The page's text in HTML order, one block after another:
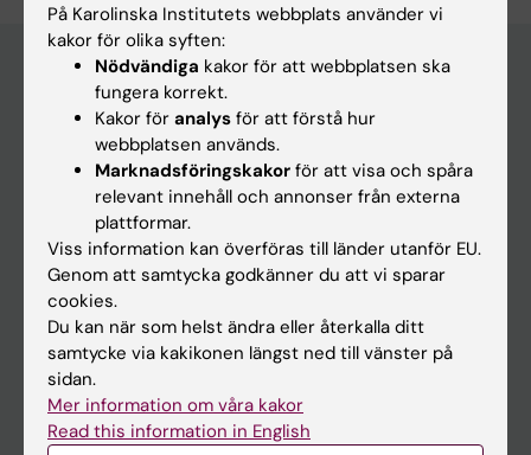
Huvudmeny
Utbildning
Forskarutbildning
Forskning
Om KI
På gång
Nyheter
Kalender
På Karolinska Institutets webbplats använder vi
kakor för olika syften:
Nödvändiga kakor för att webbplatsen ska
fungera korrekt.
Kakor för analys för att förstå hur
webbplatsen används.
Marknadsföringskakor för att visa och spåra
relevant innehåll och annonser från externa
plattformar.
Viss information kan överföras till länder utanför EU.
Genom att samtycka godkänner du att vi sparar
cookies.
Du kan när som helst ändra eller återkalla ditt
samtycke via kakikonen längst ned till vänster på
sidan.
Mer information om våra kakor
Read this information in English